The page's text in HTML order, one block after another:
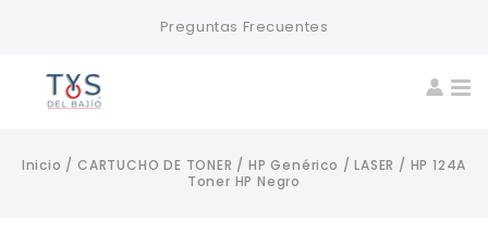
Preguntas Frecuentes
Inicio / CARTUCHO DE TONER / HP Genérico /LASER / HP 124A
Toner HP Negro